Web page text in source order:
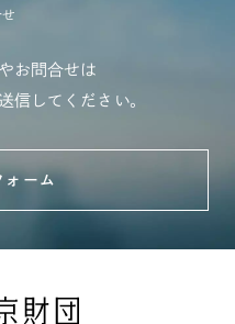
せ
お問合せは
信してください。
ォーム